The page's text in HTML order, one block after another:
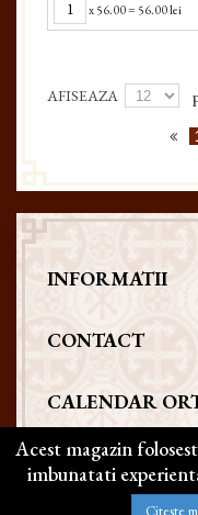
x56.00= 56.00 lei
AFISEAZA
INFORMATII
CONTACT
CALENDAR
Copyright @ 2026 |
Acest magazin
imbunatati
Citeste